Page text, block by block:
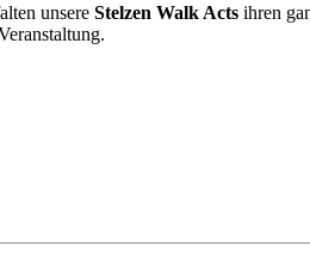
unsere Stelzen Walk Acts ihren